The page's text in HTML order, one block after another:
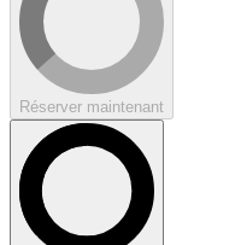
Réserver maintenant